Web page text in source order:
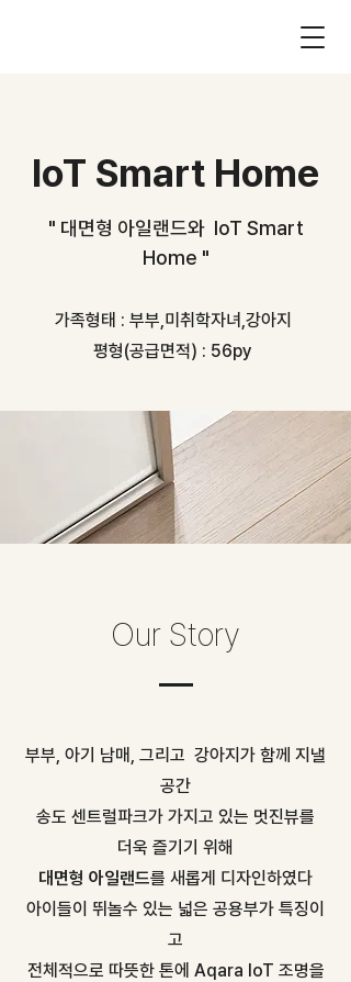
IoT Smart Home
​" 대면형 아일랜드와 IoT Smart
Home "
가족형태 : 부부,미취학자녀,강아지
​평형(공급면적) : 56py
Our Story
부부, 아기 남매, 그리고 강아지가 함께 지낼
공간
송도 센트럴파크가 가지고 있는 멋진뷰를
더욱 즐기기 위해
대면형 아일랜드를 새롭게 디자인하였다
아이들이 뛰놀수 있는 넓은 공용부가 특징이
고
전체적으로 따뜻한 톤에 Aqara IoT 조명을